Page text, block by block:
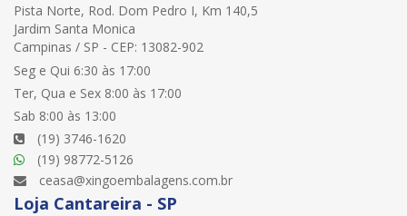
Pista Norte, Rod. Dom Pedro I, Km 140,5
Jardim Santa Monica
Campinas / SP - CEP: 13082-902
Seg e Qui 6:30 às 17:00
Ter, Qua e Sex 8:00 às 17:00
Sab 8:00 às 13:00
(19) 3746-1620
(19) 98772-5126
ceasa@xingoembalagens.com.br
Loja Cantareira - SP